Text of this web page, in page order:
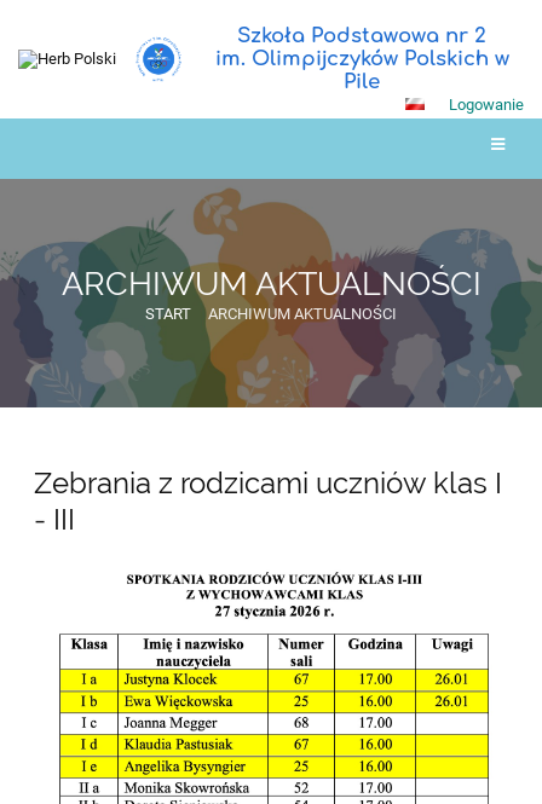
Szkoła Podstawowa nr 2
im. Olimpijczyków Polskich w
Pile
Logowanie
ARCHIWUM AKTUALNOŚCI
START ARCHIWUM AKTUALNOŚCI
AKTUALNOŚCI
Zebrania z rodzicami uczniów klas I
- III